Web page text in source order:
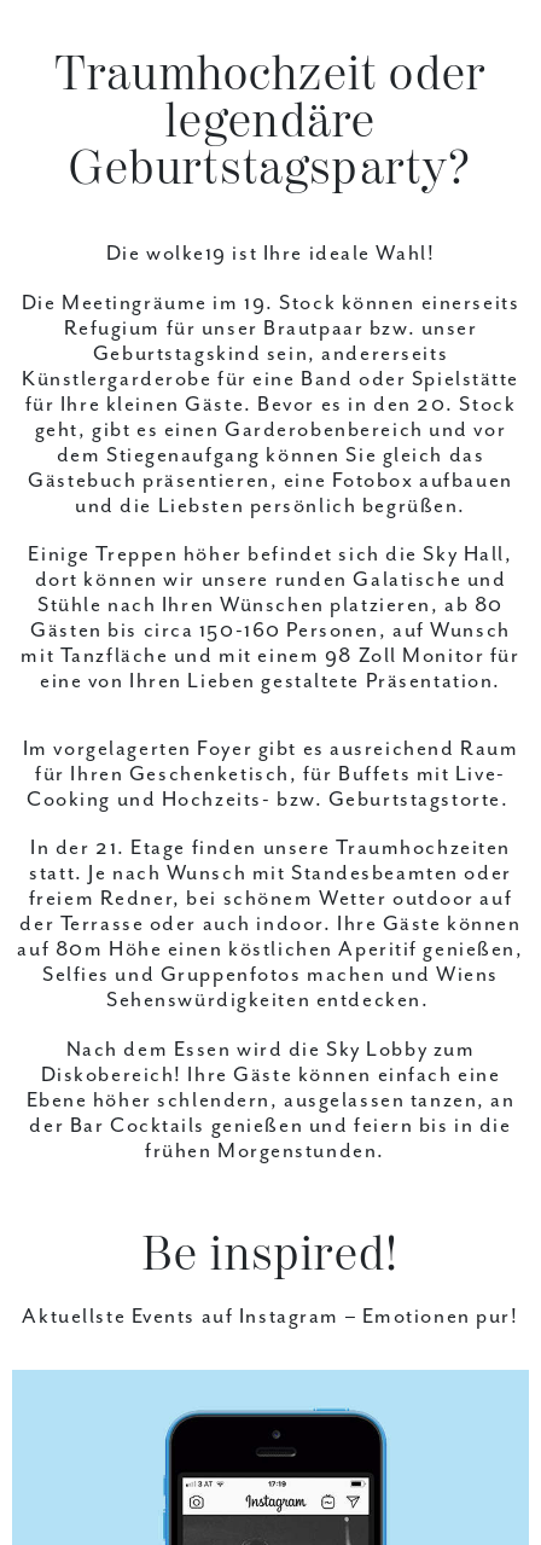
Traumhochzeit oder
legendäre
Geburtstagsparty?
Die wolke19 ist Ihre ideale Wahl!
Die Meetingräume im 19. Stock können einerseits
Refugium für unser Brautpaar bzw. unser
Geburtstagskind sein, andererseits
Künstlergarderobe für eine Band oder Spielstätte
für Ihre kleinen Gäste. Bevor es in den 20. Stock
geht, gibt es einen Garderobenbereich und vor
dem Stiegenaufgang können Sie gleich das
Gästebuch präsentieren, eine Fotobox aufbauen
und die Liebsten persönlich begrüßen.
Einige Treppen höher befindet sich die Sky Hall,
dort können wir unsere runden Galatische und
Stühle nach Ihren Wünschen platzieren, ab 80
Gästen bis circa 150-160 Personen, auf Wunsch
mit Tanzfläche und mit einem 98 Zoll Monitor für
eine von Ihren Lieben gestaltete Präsentation.
Im vorgelagerten Foyer gibt es ausreichend Raum
für Ihren Geschenketisch, für Buffets mit Live-
Cooking und Hochzeits- bzw. Geburtstagstorte.
In der 21. Etage finden unsere Traumhochzeiten
statt. Je nach Wunsch mit Standesbeamten oder
freiem Redner, bei schönem Wetter outdoor auf
der Terrasse oder auch indoor. Ihre Gäste können
auf 80m Höhe einen köstlichen Aperitif genießen,
Selfies und Gruppenfotos machen und Wiens
Sehenswürdigkeiten entdecken.
Nach dem Essen wird die Sky Lobby zum
Diskobereich! Ihre Gäste können einfach eine
Ebene höher schlendern, ausgelassen tanzen, an
der Bar Cocktails genießen und feiern bis in die
frühen Morgenstunden.
Be inspired!
Aktuellste Events auf Instagram – Emotionen pur!